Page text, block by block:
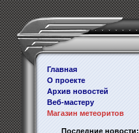
Главная
О проекте
Архив новостей
Веб-мастеру
Магазин метеоритов
Последние новости: